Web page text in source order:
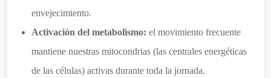
envejecimiento.
Activación del metabolismo: el movimiento frecuente
mantiene nuestras mitocondrias (las centrales energéticas
de las células) activas durante toda la jornada.